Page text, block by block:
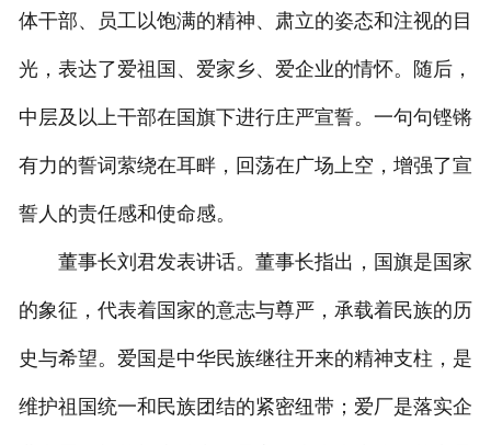
体干部、员工以饱满的精神、肃立的姿态和注视的目
光，表达了爱祖国、爱家乡、爱企业的情怀。随后，
中层及以上干部在国旗下进行庄严宣誓。一句句铿锵
有力的誓词萦绕在耳畔，回荡在广场上空，增强了宣
誓人的责任感和使命感。
董事长刘君发表讲话。董事长指出，国旗是国家
的象征，代表着国家的意志与尊严，承载着民族的历
史与希望。爱国是中华民族继往开来的精神支柱，是
维护祖国统一和民族团结的紧密纽带；爱厂是落实企